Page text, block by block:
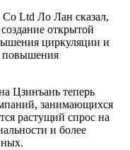
Co Ltd Ло Лан сказал,
открытой
циркуляции и
повышения
Цзинъань теперь
занимающихся
растущий спрос на
и более